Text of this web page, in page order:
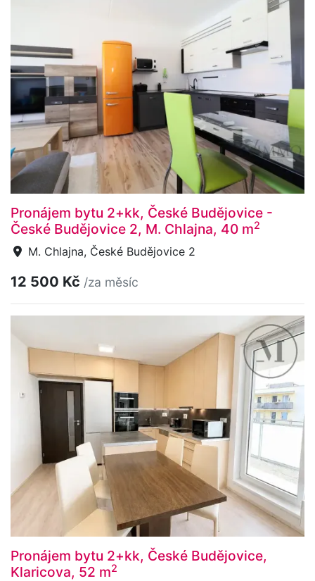
Pronájem bytu 2+kk, České Budějovice -
České Budějovice 2, M. Chlajna, 40 m2
M. Chlajna, České Budějovice 2
12 500 Kč /za měsíc
Pronájem bytu 2+kk, České Budějovice,
Klaricova, 52 m2